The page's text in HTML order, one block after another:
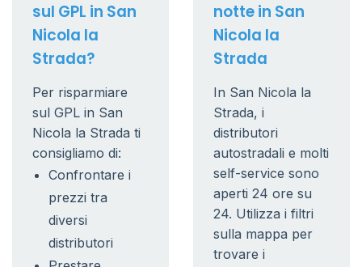
sul GPL in San
Nicola la
Strada?
Per risparmiare
sul GPL in San
Nicola la Strada ti
consigliamo di:
Confrontare i
prezzi tra
diversi
distributori
notte in San
Nicola la
Strada
In San Nicola la
Strada, i
distributori
autostradali e molti
self-service sono
aperti 24 ore su
24. Utilizza i filtri
sulla mappa per
trovare i